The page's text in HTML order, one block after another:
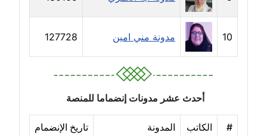
عاملة
مدونة خولة سعيدان
عاملة
مدونة داليا فاروق
10 مدونة مني امين 127728
أحدث عشر مدونات إنضماما للمنصة
# الكاتب المدونة تاريخ الإنضمام